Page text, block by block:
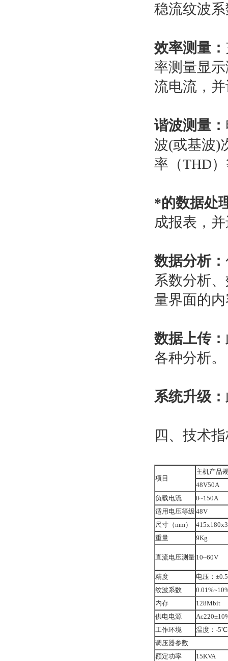
稳流纹波
效率测量：
率测量显
流电流，
谐波测量：
波(或基波)
率（THD
*的数据处
成报表，
数据分析：
系数分析
量界面的
数据上传：
各种分析。
系统升级：
四、技术
项目
主机产品
48V50A
负载电流
0~150A
适用电压等级 48V
尺寸（mm）
重量
9Kg
直流电压测量 10~60V
精度
电压：
纹波系数
内存
128Mbit
供电电源
工作环境
温度：-
调压器参数
额定功率
15KVA